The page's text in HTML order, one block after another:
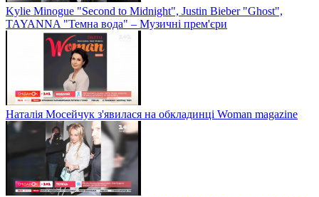
Kylie Minogue "Second to Midnight", Justin Bieber "Ghost",
TAYANNA "Темна вода" – Музичні прем'єри
Наталія Мосейчук з'явилася на обкладинці Woman magazine